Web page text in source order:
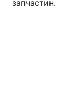
запчастин.